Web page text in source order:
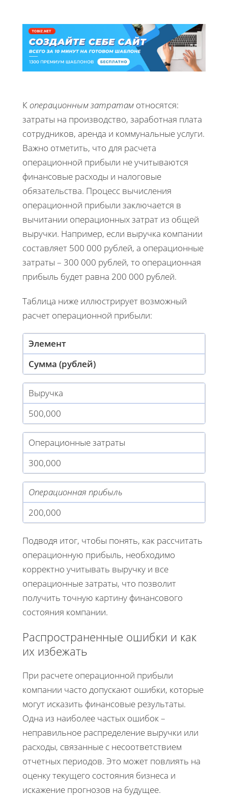
Коперационным затратам относятся:
затраты на производство, заработная плата
сотрудников, аренда и коммунальные услуги.
Важно отметить, что для расчета
операционной прибыли не учитываются
финансовые расходы и налоговые
обязательства. Процесс вычисления
операционной прибыли заключается в
вычитании операционных затрат из общей
выручки. Например, если выручка компании
составляет 500 000 рублей, а операционные
затраты – 300 000 рублей, то операционная
прибыль будет равна 200 000 рублей.
Таблица ниже иллюстрирует возможный
расчет операционной прибыли:
Элемент
Сумма (рублей)
Выручка
500,000
Операционные затраты
300,000
Операционная прибыль
200,000
Подводя итог, чтобы понять, как рассчитать
операционную прибыль, необходимо
корректно учитывать выручку и все
операционные затраты, что позволит
получить точную картину финансового
состояния компании.
Распространенные ошибки и как
их избежать
При расчете операционной прибыли
компании часто допускают ошибки, которые
могут исказить финансовые результаты.
Одна из наиболее частых ошибок –
неправильное распределение выручки или
расходы, связанные с несоответствием
отчетных периодов. Это может повлиять на
оценку текущего состояния бизнеса и
искажение прогнозов на будущее.